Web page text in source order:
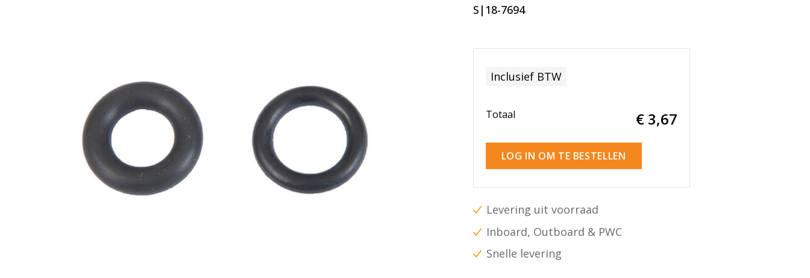
S|18-7694
Inclusief BTW
Totaal € 3,67
LOG IN OM TE BESTELLEN
Levering uit voorraad
Inboard, Outboard & PWC
Snelle levering